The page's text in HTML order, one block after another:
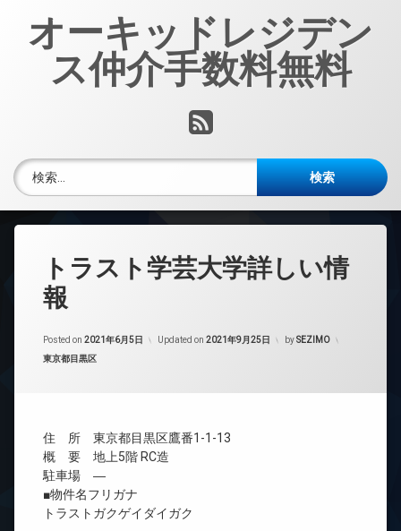
オーキッドレジデン
ス仲介手数料無料
RSS
検索:
トラスト学芸大学詳しい情
報
Posted on 2021年6月5日 Updated on 2021年9月25日 bySEZIMO
カテゴリー:
東京都目黒区
住 所 東京都目黒区鷹番1-1-13
概 要 地上5階 RC造
駐車場 ―
■物件名フリガナ
トラストガクゲイダイガク